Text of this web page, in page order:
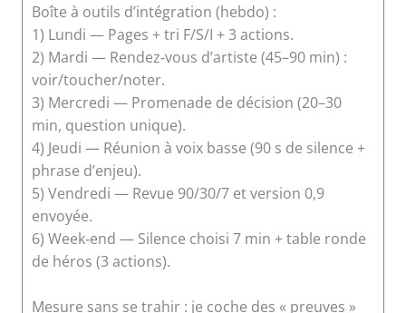
Boîte à outils d’intégration (hebdo) :
1) Lundi — Pages + tri F/S/I + 3 actions.
2) Mardi — Rendez‑vous d’artiste (45–90 min) :
voir/toucher/noter.
3) Mercredi — Promenade de décision (20–30
min, question unique).
4) Jeudi — Réunion à voix basse (90 s de silence +
phrase d’enjeu).
5) Vendredi — Revue 90/30/7 et version 0,9
envoyée.
6) Week‑end — Silence choisi 7 min + table ronde
de héros (3 actions).
Mesure sans se trahir : je coche des « preuves »